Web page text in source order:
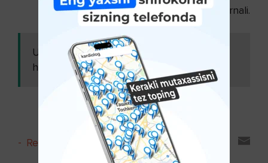
"Sihat - salomatlik" jurnali.
Ushbu maqolani
ham o'qing:
Immunitet
mustahkamligi uchun...
- Reyting va sharhlar